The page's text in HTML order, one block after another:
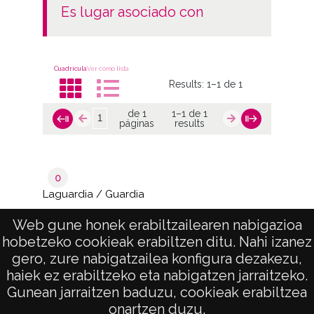
Web gune honek erabiltzailearen nabigazioa
hobetzeko cookieak erabiltzen ditu. Nahi izanez
gero, zure nabigatzailea konfigura dezakezu,
haiek ez erabiltzeko eta nabigatzen jarraitzeko.
Gunean jarraitzen baduzu, cookieak erabiltzea
onartzen duzu.
es lugar asociado con
CuadrículaVer como lista
Results:1–1 de 1
de 1
páginas
1–1 de 1
results
0
Laguardia / Guardia
de 1
páginas
1–1 de 1
results